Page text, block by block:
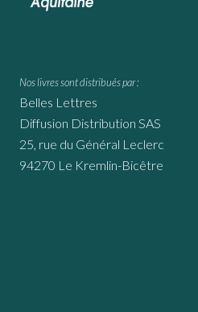
Nos livres sont distribués par :
Belles Lettres
Diffusion Distribution SAS
25, rue du Général Leclerc
94270 Le Kremlin-Bicêtre